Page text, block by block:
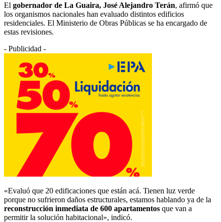
El gobernador de La Guaira, José Alejandro Terán, afirmó que
los organismos nacionales han evaluado distintos edificios
residenciales. El Ministerio de Obras Públicas se ha encargado de
estas revisiones.
- Publicidad -
«Evaluó que 20 edificaciones que están acá. Tienen luz verde
porque no sufrieron daños estructurales, estamos hablando ya de la
reconstrucción inmediata de 600 apartamentos que van a
permitir la solución habitacional», indicó.